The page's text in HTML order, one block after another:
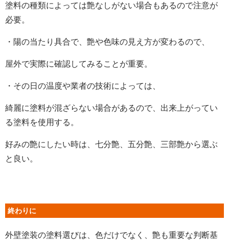
塗料の種類によっては艶なしがない場合もあるので注意が
必要。
・陽の当たり具合で、艶や色味の見え方が変わるので、
屋外で実際に確認してみる ことが重要。
・その日の温度や業者の技術によっては、
綺麗に塗料が混ざらない場合があるので、出来上がってい
る塗料を使用する。
好みの艶にしたい時は、七分艶、五分艶、三部艶から選ぶ
と良い。
終わりに
外壁塗装の塗料選びは、色だけでなく、艶も重要な判断基